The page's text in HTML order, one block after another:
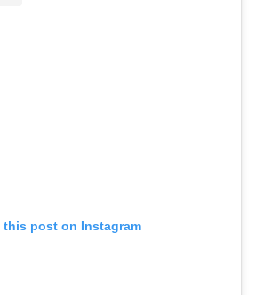
this post on Instagram